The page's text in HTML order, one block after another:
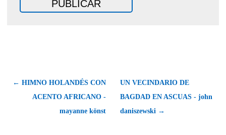
← HIMNO HOLANDÉS CON
ACENTO AFRICANO -
mayanne könst
UN VECINDARIO DE
BAGDAD EN ASCUAS - john
daniszewski →